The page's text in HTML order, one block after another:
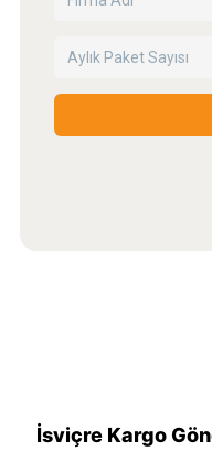
İsviçre Kargo